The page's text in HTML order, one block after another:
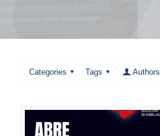
Categories Tags Authors